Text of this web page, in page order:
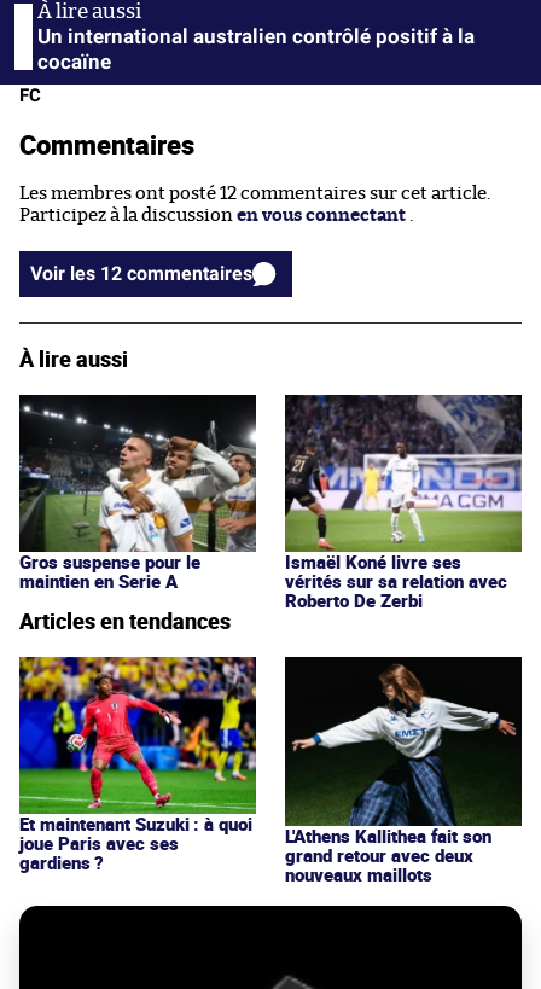
Un international australien contrôlé positif à la
cocaïne
FC
Commentaires
Les membres ont posté 12 commentaires sur cet article.
Participez à la discussion en vous connectant
Voir les 12 commentaires
À lire aussi
Gros suspense pour le
maintien en Serie A
Ismaël Koné livre ses
vérités sur sa relation avec
Roberto De Zerbi
Articles en tendances
Et maintenant Suzuki : à quoi
joue Paris avec ses
gardiens ?
L'Athens Kallithea fait son
grand retour avec deux
nouveaux maillots